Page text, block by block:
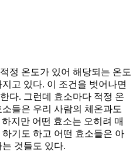
정 온도가 있어 해당되는 온도
고 있다. 이 조건을 벗어나면
다. 그런데 효소마다 적정 온
들은 우리 사람의 체온과도
지만 어떤 효소는 오히려 매
기도 하고 어떤 효소들은 아
것들도 있다.